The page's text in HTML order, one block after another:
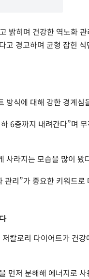
밝히며 건강한 역노화
고 경고하며 균형 잡힌
방식에 대해 강한 경계심
6층까지 내려간다”며
사라지는 모습을 많이 봤
리”가 중요한 키워드로
칼로리 다이어트가 건강
먼저 분해해 에너지로